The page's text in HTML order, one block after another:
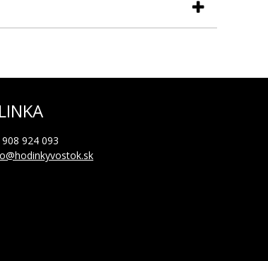
na všetky hodinky VOSTOK
( vodotesnosť nad 10 ATM).
v porovnaní s inými prírodnými
924 093